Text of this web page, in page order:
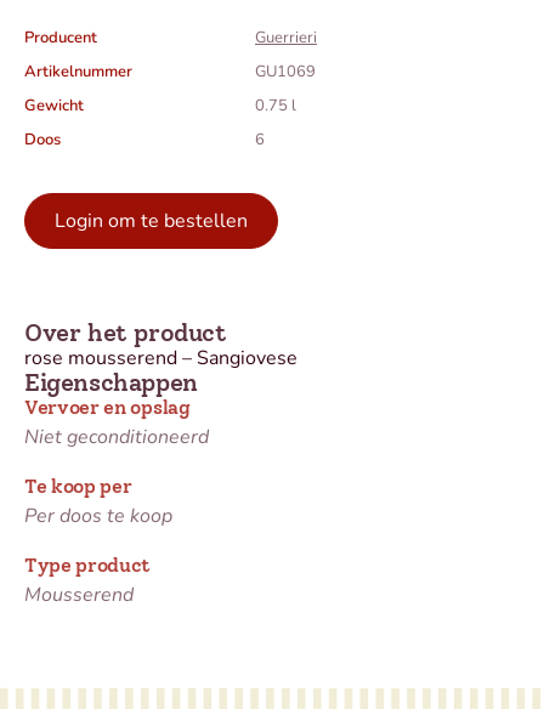
Producent
Guerrieri
Artikelnummer
GU1069
Gewicht
0.75 l
Doos
6
Login om te bestellen
Eigenschappen
Vervoer en opslag
Niet geconditioneerd
Te koop per
Per doos te koop
Type product
Mousserend
Over het product
rose mousserend – Sangiovese